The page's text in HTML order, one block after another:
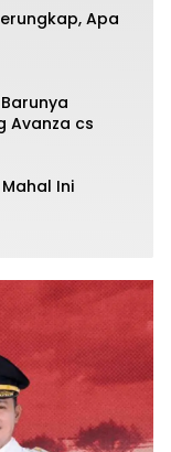
Apa
Avanza cs
Ini